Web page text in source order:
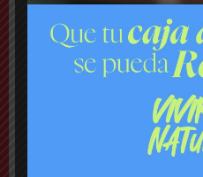
Comuna
Municipio presenta
anuncia plan
Delincuentes
Puente Alto y